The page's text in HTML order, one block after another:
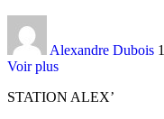
Alexandre Dubois
Voir plus
STATION ALEX’